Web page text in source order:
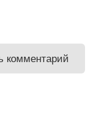
комментарий